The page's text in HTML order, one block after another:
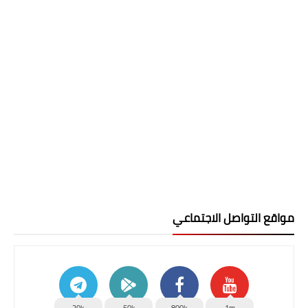
مواقع التواصل الاجتماعي